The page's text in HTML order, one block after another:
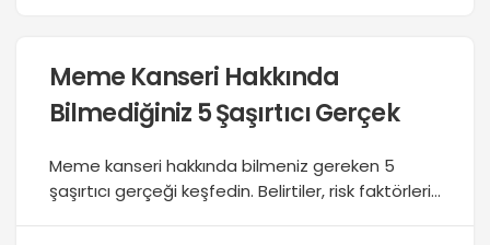
mü?
Meme Kanseri Hakkında
Bilmediğiniz 5 Şaşırtıcı Gerçek
Meme kanseri hakkında bilmeniz gereken 5
şaşırtıcı gerçeği keşfedin. Belirtiler, risk faktörleri,